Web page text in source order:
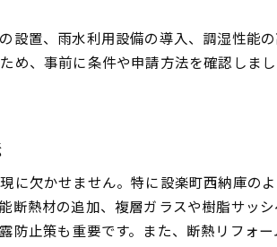
地域文化に根ざしたリフォー
地元業者と協力するリフォー
補助金対象リフォームの選び
賢い補助金活用で費用を抑え
複数の補助制度を上手に使う
置、雨水利用設備の導入、調湿性能
め、事前に条件や申請方法を確認しま
に欠かせません。特に設楽町西納庫の
熱材の追加、複層ガラスや樹脂サッシ
防止策も重要です。また、断熱リフォ